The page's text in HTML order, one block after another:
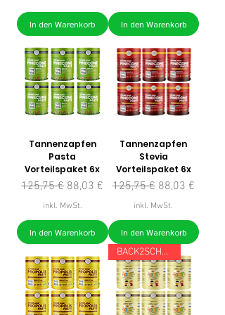
In den Warenkorb In den Warenkorb
Tannenzapfen
Pasta
Vorteilspaket 6x
Standardpreis
125,75 € Sale-Preis
88,03 €
inkl. MwSt.
In den Warenkorb
Tannenzapfen
Stevia
Vorteilspaket 6x
Standardpreis
125,75 € Sale-Preis
88,03 €
inkl. MwSt.
In den Warenkorb
BACK2SCHOOL